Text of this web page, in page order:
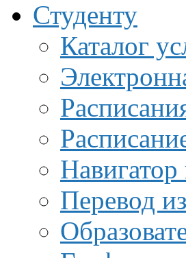
Студенту
Каталог
Перевод